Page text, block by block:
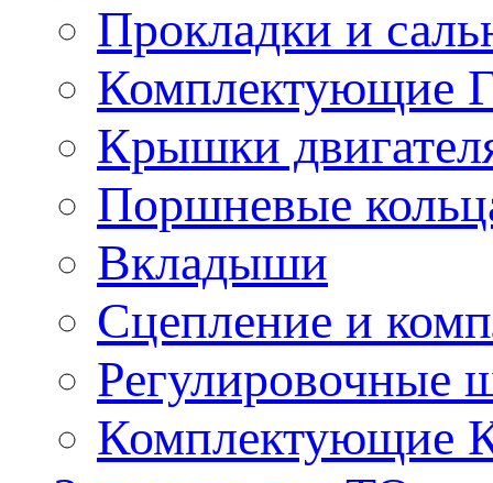
Прокладки и
Комплектующие
Крышки
Поршневые
Вкладыши
Сцепление и
Регулировочные
Комплектующие